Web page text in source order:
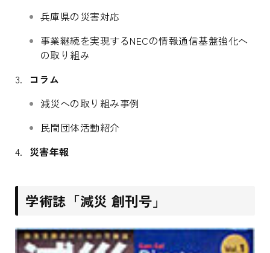
兵庫県の災害対応
事業継続を実現するNECの情報通信基盤強化へ
の取り組み
コラム
減災への取り組み事例
民間団体活動紹介
災害年報
学術誌「減災 創刊号」